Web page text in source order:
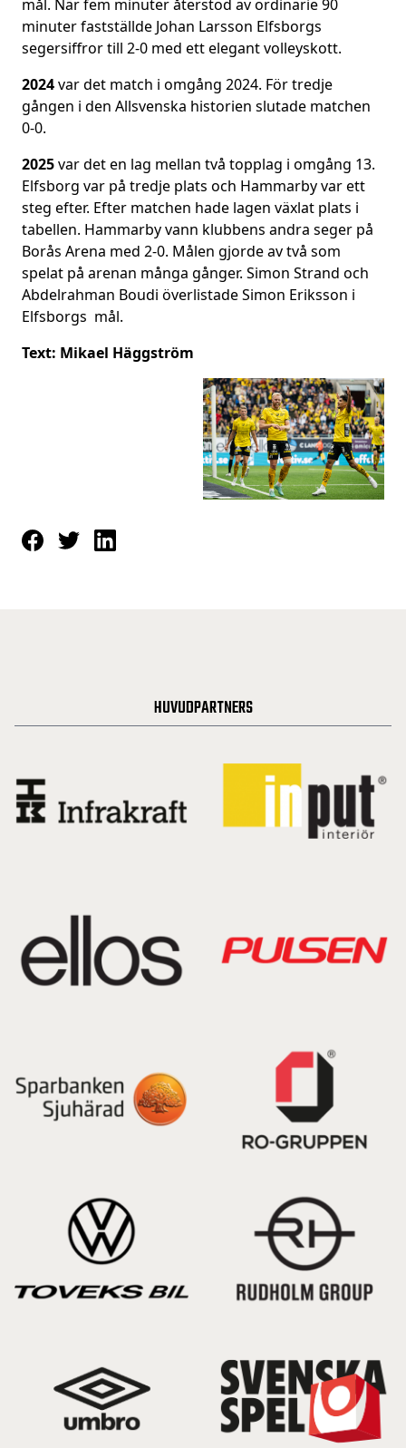
mål. När fem minuter återstod av ordinarie 90
minuter fastställde Johan Larsson Elfsborgs
segersiffror till 2-0 med ett elegant volleyskott.
2024var det match i omgång 2024. För tredje
gången i den Allsvenska historien slutade matchen
0-0.
2025var det en lag mellan två topplag i omgång 13.
Elfsborg var på tredje plats och Hammarby var ett
steg efter. Efter matchen hade lagen växlat plats i
tabellen. Hammarby vann klubbens andra seger på
Borås Arena med 2-0. Målen gjorde av två som
spelat på arenan många gånger. Simon Strand och
Abdelrahman Boudi överlistade Simon Eriksson i
Elfsborgs mål.
Text: Mikael Häggström
HUVUDPARTNERS